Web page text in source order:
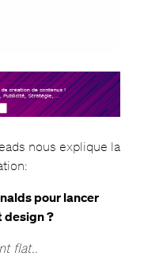
nous explique la
pour lancer
design ?
flat..